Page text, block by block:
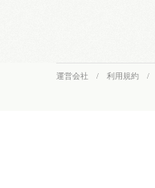
運営会社 / 利用規約 /